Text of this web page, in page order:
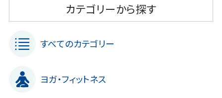
カテゴリーから探す
すべてのカテゴリー
ヨガ・フィットネス